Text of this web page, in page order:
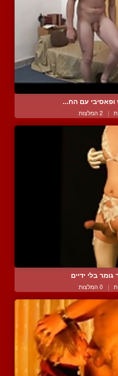
ופאסיבי עם הח...
| 2 המלצות
בלי ידיים
| 0 המלצות